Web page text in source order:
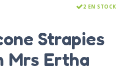
2 EN STOCK
Strapies
Mrs Ertha